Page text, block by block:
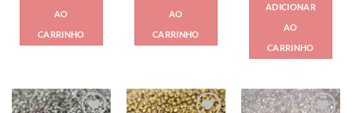
AO
CARRINHO
AO
CARRINHO
ADICIONAR
AO
CARRINHO